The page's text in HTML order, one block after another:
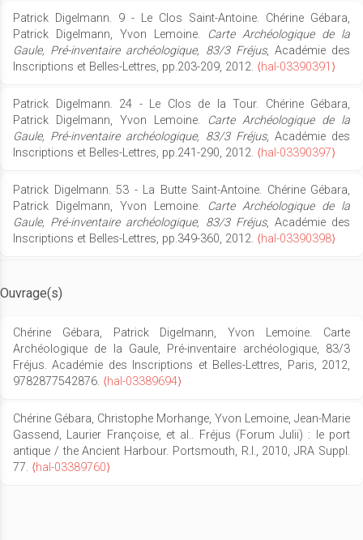
Patrick Digelmann. 9 - Le Clos Saint-Antoine. Chérine Gébara,
Patrick Digelmann, Yvon Lemoine.
Carte Archéologique de la
Gaule, Pré-inventaire archéologique, 83/3 Fréjus, Académie des
Inscriptions et Belles-Lettres, pp.203-209, 2012. ⟨hal-03390391⟩
Patrick Digelmann. 24 - Le Clos de la Tour. Chérine Gébara,
Patrick Digelmann, Yvon Lemoine.
Carte Archéologique de la
Gaule, Pré-inventaire archéologique, 83/3 Fréjus, Académie des
Inscriptions et Belles-Lettres, pp.241-290, 2012. ⟨hal-03390397⟩
Patrick Digelmann. 53 - La Butte Saint-Antoine. Chérine Gébara,
Patrick Digelmann, Yvon Lemoine.
Carte Archéologique de la
Gaule, Pré-inventaire archéologique, 83/3 Fréjus, Académie des
Inscriptions et Belles-Lettres, pp.349-360, 2012. ⟨hal-03390398⟩
Ouvrage(s)
Chérine Gébara, Patrick Digelmann, Yvon Lemoine. Carte
Archéologique de la Gaule, Pré-inventaire archéologique, 83/3
Fréjus. Académie des Inscriptions et Belles-Lettres, Paris, 2012,
9782877542876. ⟨hal-03389694⟩
Chérine Gébara, Christophe Morhange, Yvon Lemoine, Jean-Marie
Gassend, Laurier Françoise, et al.. Fréjus (Forum Julii) : le port
antique / the Ancient Harbour. Portsmouth, R.I., 2010, JRA Suppl.
77. ⟨hal-03389760⟩